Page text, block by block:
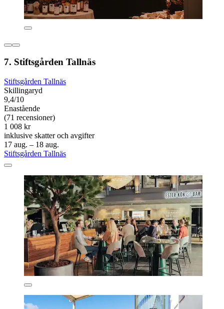
7. Stiftsgården Tallnäs
Stiftsgården Tallnäs
Skillingaryd
9,4/10
Enastående
(71 recensioner)
1 008 kr
inklusive skatter och avgifter
17 aug. – 18 aug.
Stiftsgården Tallnäs